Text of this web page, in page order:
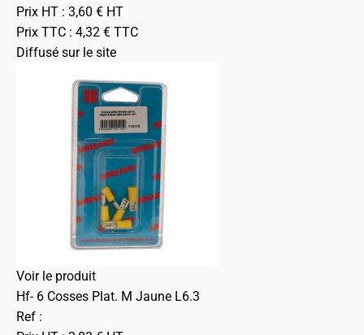
Prix HT : 3,60 € HT
Prix TTC : 4,32 € TTC
Diffusé sur le site
Voir le produit
Hf- 6 Cosses Plat. M Jaune L6.3
Ref :